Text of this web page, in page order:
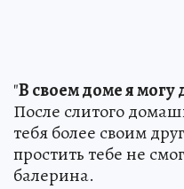
"В своем доме я могу
После слитого
тебя более своим
простить тебе не
балерина.